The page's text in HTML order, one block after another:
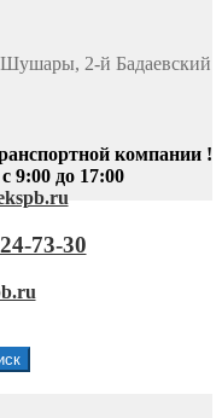
Шушары, 2-й Бадаевский
компании !
9:00 до 17:00
73-30